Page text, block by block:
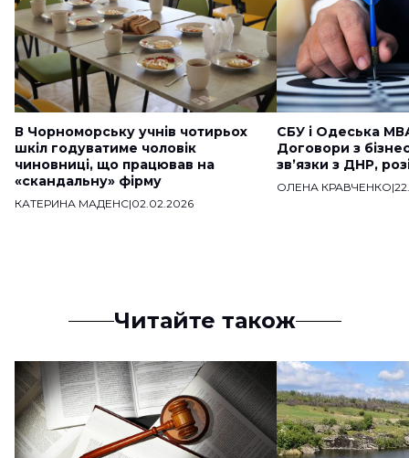
В Чорноморську учнів чотирьох
шкіл годуватиме чоловік
чиновниці, що працював на
«скандальну» фірму
КАТЕРИНА МАДЕНС|02.02.2026
СБУ і Одеська
Договори з
звʼязки з ДНР,
ОЛЕНА КРАВЧЕНКО|
Читайте також